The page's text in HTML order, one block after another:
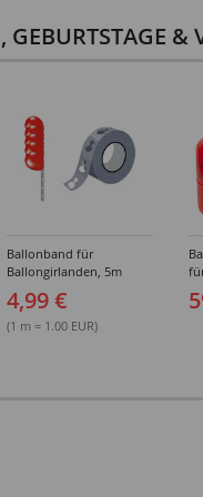
&
Ballonband für
Ballongirlanden, 5m
Deko-Band aus PVC
4,99 €
(1 m = 1.00 EUR)